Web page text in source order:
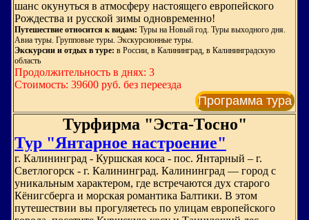
шанс окунуться в атмосферу настоящего европейского
Рождества и русской зимы одновременно!
Путешествие относится к видам: Туры на Новый год. Туры выходного дня.
Авиа туры. Групповые туры. Экскурсионные туры.
Экскурсии и отдых в туре: в России, в Калининград, в Калининградскую
область
Продолжительность в днях: 3
Стоимость: 39600 руб. без переезда
Программа тура
Турфирма "Эста-Тосно"
Тур "Янтарное настроение"
г. Калининград - Куршская коса - пос. Янтарный – г.
Светлогорск - г. Калининград. Калининград — город с
уникальным характером, где встречаются дух старого
Кёнигсберга и морская романтика Балтики. В этом
путешествии вы прогуляетесь по улицам европейского